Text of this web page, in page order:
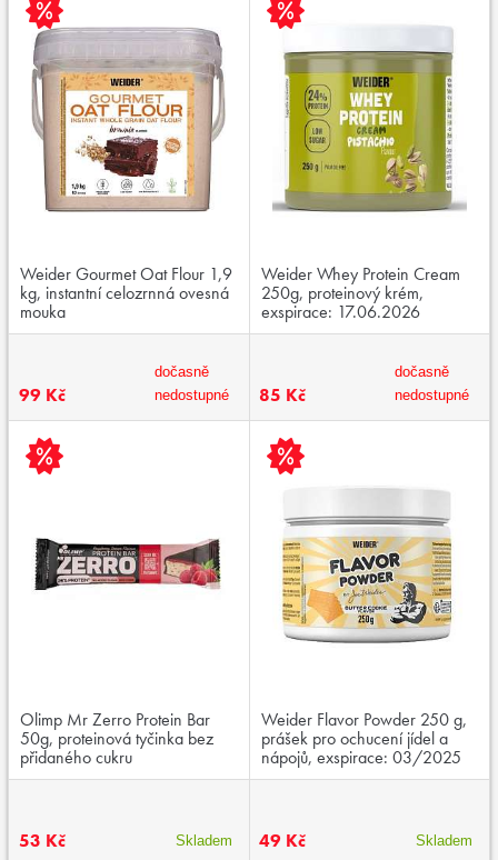
Weider Gourmet Oat Flour 1,9
kg, instantní celozrnná ovesná
mouka
99 Kč
dočasně
nedostupné
Weider Whey Protein Cream
250g, proteinový krém,
exspirace: 17.06.2026
85 Kč
dočasně
nedostupné
Olimp Mr Zerro Protein Bar
50g, proteinová tyčinka bez
přidaného cukru
53 Kč Skladem
Weider Flavor Powder 250 g,
prášek pro ochucení jídel a
nápojů, exspirace: 03/2025
49 Kč Skladem